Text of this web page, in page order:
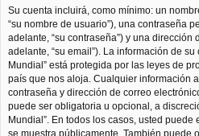
Su cuenta incluirá, como mínimo: un
“su nombre de usuario”), una contraseña
adelante, “su contraseña”) y una
adelante, “su email”). La información de
Mundial” está protegida por las leyes de
país que nos aloja. Cualquier información
contraseña y dirección de correo
puede ser obligatoria u opcional, a
Mundial”. En todos los casos, usted
se muestra públicamente. También puede